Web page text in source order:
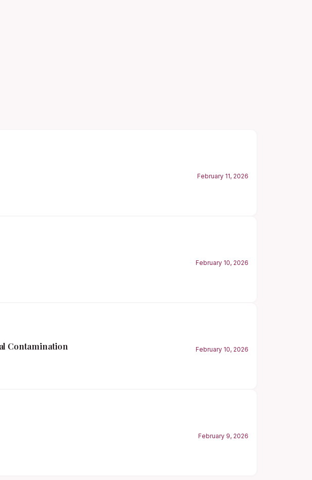
February 11, 2026
February 10, 2026
Contamination February 10, 2026
February 9, 2026